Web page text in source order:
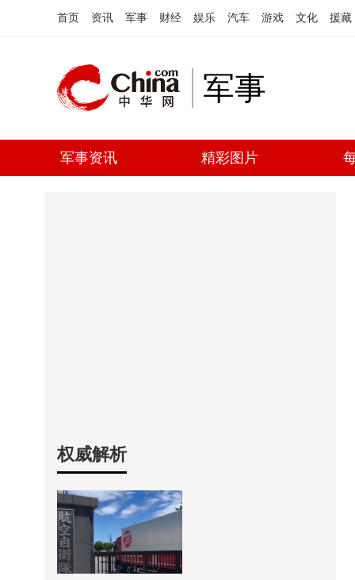
首页 资讯 军事 财经 娱乐 汽车 游戏 文化 援藏
军事
军事资讯 精彩图片
权威解析